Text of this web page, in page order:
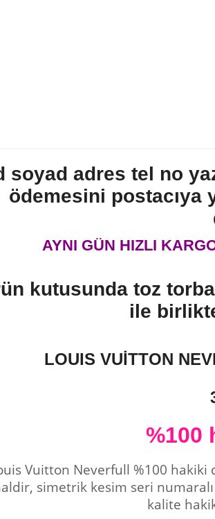
soyad adres tel no
ödemesini
AYNI GÜN HIZLI
kutusunda toz
ile
LOUIS VUİTTON
%100
Vuitton Neverfull %100
simetrik kesim seri
kalite